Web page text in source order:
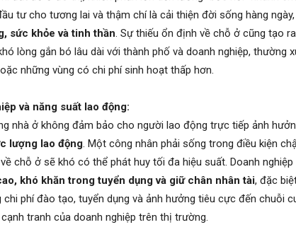
tư cho tương lai và thậm chí là cải thiện đời sống hàng
sức khỏe và tinh thần. Sự thiếu ổn định về chỗ ở cũng tạo
lòng gắn bó lâu dài với thành phố và doanh nghiệp, thường
những vùng có chi phí sinh hoạt thấp hơn.
và năng suất lao động:
nhà ở không đảm bảo cho người lao động trực tiếp ảnh
lượng lao động. Một công nhân phải sống trong điều kiện
chỗ ở sẽ khó có thể phát huy tối đa hiệu suất. Doanh
khó khăn trong tuyển dụng và giữ chân nhân tài, đặc
chi phí đào tạo, tuyển dụng và ảnh hưởng tiêu cực đến chuỗi
tranh của doanh nghiệp trên thị trường.